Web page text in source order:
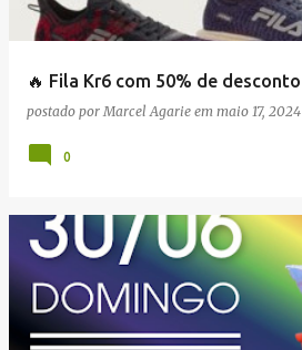
🔥 Fila Kr6 com 50% de desconto
postado porMarcel Agarie em maio 17, 2024
0